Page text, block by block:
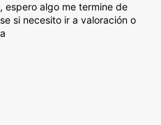
espero algo me termine de
si necesito ir a valoración o